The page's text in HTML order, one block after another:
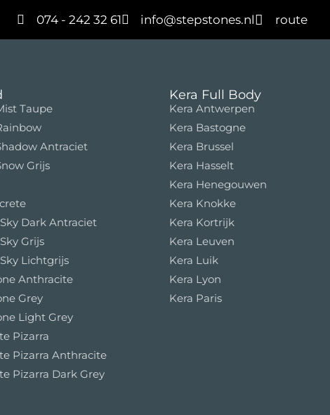
074 - 242 32 61 info@stepstones.nl route
Taupe
Antraciet
Grijs
Dark Antraciet
Grijs
Lichtgrijs
Anthracite
Grey
Light Grey
Pizarra
Pizarra Anthracite
Pizarra Dark Grey
Kera Full Body
Kera Antwerpen
Kera Bastogne
Kera Brussel
Kera Hasselt
Kera Henegouwen
Kera Knokke
Kera Kortrijk
Kera Leuven
Kera Luik
Kera Lyon
Kera Paris